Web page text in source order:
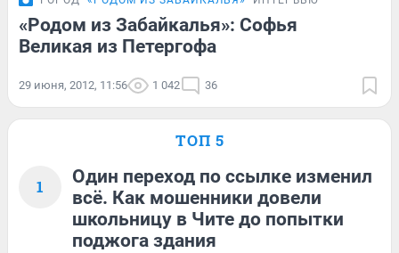
«Родом из Забайкалья»: Софья
Великая из Петергофа
29 июня, 2012, 11:56 1 042 36
ТОП 5
1
Один переход по ссылке изменил
всё. Как мошенники довели
школьницу в Чите до попытки
поджога здания